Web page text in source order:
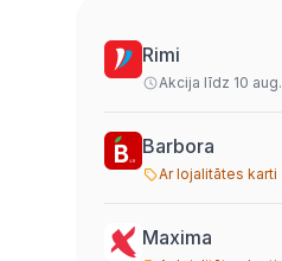
Rimi
Akcija līdz 10 aug.
Barbora
Ar lojalitātes karti
Maxima